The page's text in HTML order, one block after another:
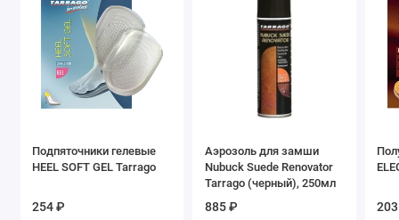
Подпяточники гелевые
HEEL SOFT GEL Tarrago
254 ₽
Аэрозоль для замши
Nubuck Suede Renovator
Tarrago (черный), 250мл
885 ₽